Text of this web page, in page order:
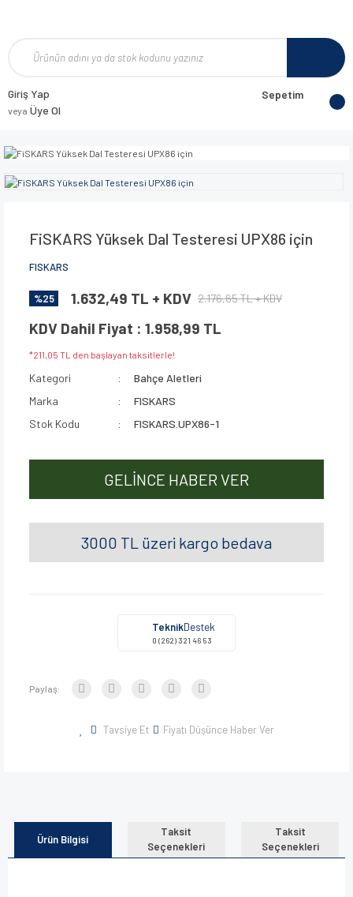
Giriş Yap
veya Üye Ol
Sepetim
FiSKARS Yüksek Dal Testeresi UPX86 için
FISKARS
%25 1.632,49 TL + KDV 2.176,65 TL + KDV
KDV Dahil Fiyat : 1.958,99 TL
*211,05 TL den başlayan taksitlerle!
Kategori
Bahçe Aletleri
Marka
FISKARS
Stok Kodu
FISKARS.UPX86-1
GELİNCE HABER VER
3000 TL üzeri kargo bedava
TeknikDestek
0 (262) 321 46 53
Paylaş:
Tavsiye Et Fiyatı Düşünce Haber Ver
Ürün Bilgisi
Taksit
Seçenekleri
Taksit
Seçenekleri